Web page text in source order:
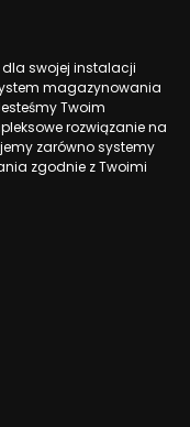
swojej instalacji
magazynowania
Twoim
rozwiązanie na
zarówno systemy
zgodnie z Twoimi